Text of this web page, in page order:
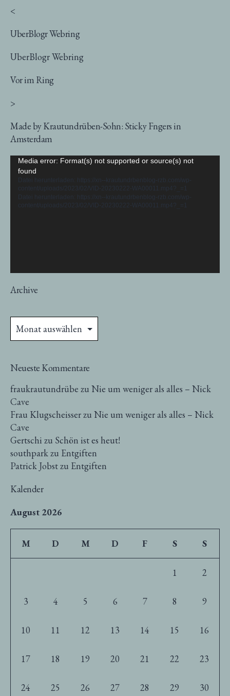
<
UberBlogr Webring
UberBlogr Webring
Vor im Ring
>
Made by Krautundrüben-Sohn: Sticky Fngers in
Amsterdam
Video-
Player
Media error: Format(s) not supported or source(s) not
found
Datei herunterladen: https://xn--krautundrbenblog-rzb.com/wp-
content/uploads/2023/02/VID-20230222-WA00011.mp4?_=1
Datei herunterladen: https://xn--krautundrbenblog-rzb.com/wp-
content/uploads/2023/02/VID-20230222-WA00011.mp4?_=1
Archive
Neueste Kommentare
fraukrautundrübe zu Nie um weniger als alles – Nick
Cave
Frau Klugscheisserzu Nie um weniger als alles – Nick
Cave
Gertschi zu Schön ist es heut!
southparkzu Entgiften
Patrick Jobstzu Entgiften
Kalender
August 2026
M D M D F S S
1 2
3 4 5 6 7 8 9
10 11 12 13 14 15 16
17 18 19 20 21 22 23
24 25 26 27 28 29 30